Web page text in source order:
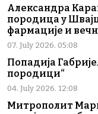
Александра
породица у
фармације и
07. July 2026. 05:08
Попадија
породици“
04. July 2026. 12:08
Митрополит